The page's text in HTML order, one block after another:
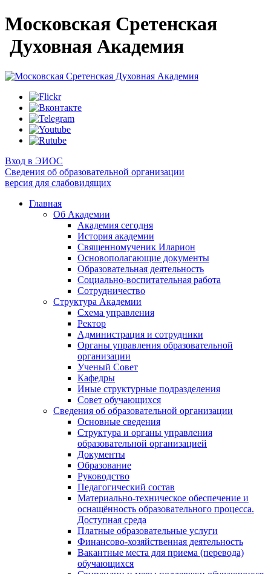
Московская Сретенская
Духовная Академия
Вход в ЭИОС
Сведения об образовательной организации
версия для слабовидящих
Главная
Об Академии
Академия сегодня
История академии
Священномученик Иларион
Основополагающие документы
Образовательная деятельность
Социально-воспитательная работа
Сотрудничество
Структура Академии
Схема управления
Ректор
Администрация и сотрудники
Органы управления образовательной
организации
Ученый Совет
Кафедры
Иные структурные подразделения
Совет обучающихся
Сведения об образовательной организации
Основные сведения
Структура и органы управления
образовательной организацией
Документы
Образование
Руководство
Педагогический состав
Материально-техническое обеспечение и
оснащённость образовательного процесса.
Доступная среда
Платные образовательные услуги
Финансово-хозяйственная деятельность
Вакантные места для приема (перевода)
обучающихся